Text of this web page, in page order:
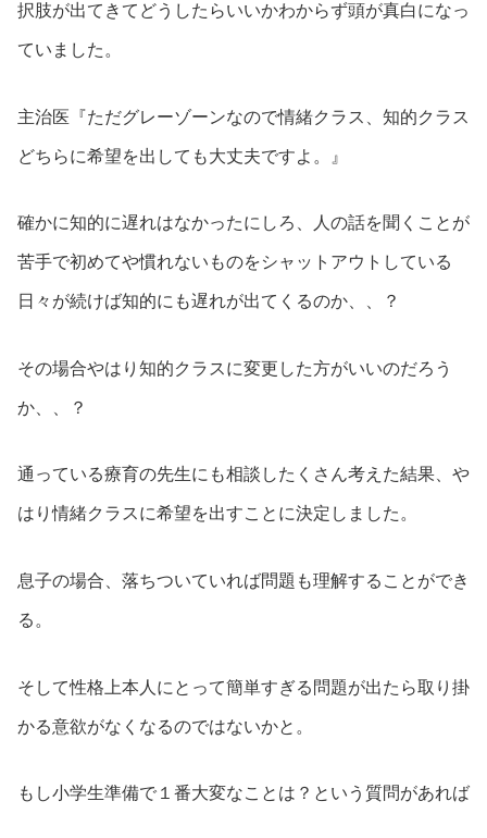
択肢が出てきてどうしたらいいかわからず頭が真白になっ
ていました。
主治医『ただグレーゾーンなので情緒クラス、知的クラス
どちらに希望を出しても大丈夫ですよ。』
確かに知的に遅れはなかったにしろ、人の話を聞くことが
苦手で初めてや慣れないものをシャットアウトしている
日々が続けば知的にも遅れが出てくるのか、、？
その場合やはり知的クラスに変更した方がいいのだろう
か、、？
通っている療育の先生にも相談したくさん考えた結果、や
はり情緒クラスに希望を出すことに決定しました。
息子の場合、落ちついていれば問題も理解することができ
る。
そして性格上本人にとって簡単すぎる問題が出たら取り掛
かる意欲がなくなるのではないかと。
もし小学生準備で１番大変なことは？という質問があれば